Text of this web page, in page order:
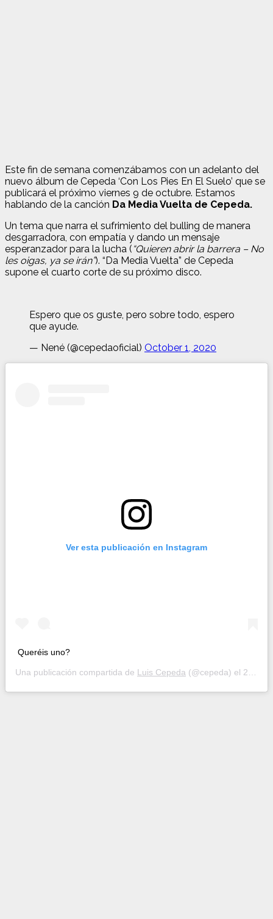
Este fin de semana comenzábamos con un adelanto del
nuevo álbum de Cepeda ‘Con Los Pies En El Suelo’ que se
publicará el próximo viernes 9 de octubre. Estamos
hablando de la canción Da Media Vuelta de Cepeda.
Un tema que narra el sufrimiento del bulling de manera
desgarradora, con empatía y dando un mensaje
esperanzador para la lucha ( “Quieren abrir la barrera – No
les oigas, ya se irán”). “Da Media Vuelta” de Cepeda
supone el cuarto corte de su próximo disco.
Espero que os guste, pero sobre todo, espero
que ayude.
— Nené (@cepedaoficial) October 1, 2020
Ver esta publicación en Instagram
Queréis uno?
Una publicación compartida de Luis Cepeda (@cepeda) el 28 Sep, 2020 a las 5:26 PDT